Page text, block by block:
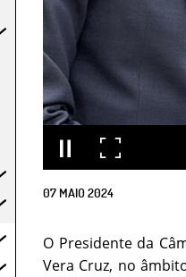
07 MAIO2024
O Presidente da
Vera Cruz, no